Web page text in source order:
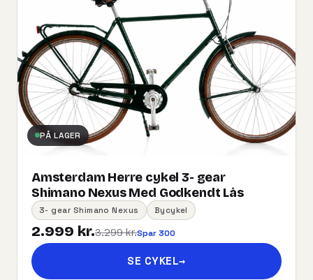
PÅ LAGER
Amsterdam Herre cykel 3- gear
Shimano Nexus Med Godkendt Lås
3- gear Shimano Nexus Bycykel
2.999 kr.3.299 kr.Spar 300
SE CYKEL→